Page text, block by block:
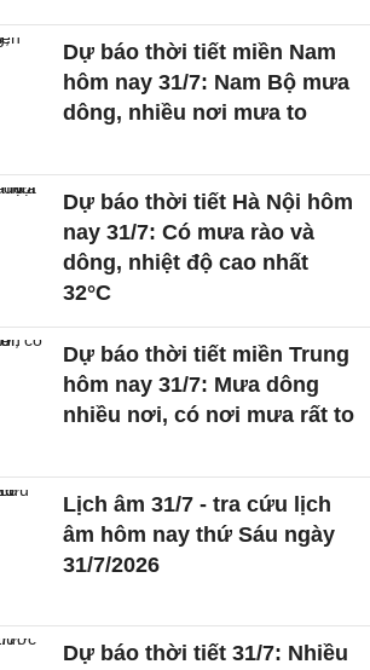
Dự báo thời tiết miền Nam
hôm nay 31/7: Nam Bộ mưa
dông, nhiều nơi mưa to
Dự báo thời tiết Hà Nội hôm
nay 31/7: Có mưa rào và
dông, nhiệt độ cao nhất
32°C
Dự báo thời tiết miền Trung
hôm nay 31/7: Mưa dông
nhiều nơi, có nơi mưa rất to
Lịch âm 31/7 - tra cứu lịch
âm hôm nay thứ Sáu ngày
31/7/2026
Dự báo thời tiết 31/7: Nhiều